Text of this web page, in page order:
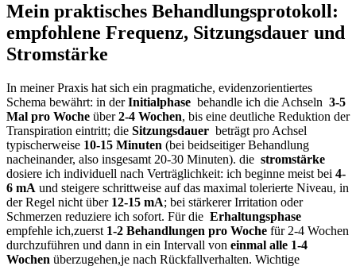
Mein praktisches Behandlungsprotokoll:
empfohlene Frequenz, Sitzungsdauer und
Stromstärke
In ⁣meiner Praxis hat sich ⁢ein pragmatiche, evidenzorientiertes
Schema⁤ bewährt: in derInitialphase ⁢ behandle‍ ich die Achseln ​ 3-5
Mal pro⁣ Woche über2-4 Wochen, bis‌ eine deutliche‌ Reduktion der
Transpiration eintritt; die⁣ Sitzungsdauer ⁤ beträgt pro‌ Achsel‌
typischerweise 10-15 Minuten (bei ‍beidseitiger Behandlung
nacheinander, also insgesamt ‌20-30 Minuten). ⁤die ‍ stromstärke
‍dosiere ich individuell nach Verträglichkeit: ‍ich beginne meist‍ bei 4-
6 mA und steigere​ schrittweise ⁣auf das maximal tolerierte ⁢Niveau, in
der ⁣Regel nicht​ über 12-15 mA; bei ​stärkerer Irritation ⁤oder
Schmerzen reduziere‍ ich sofort. Für die ‍ Erhaltungsphase
empfehle‍ ich,zuerst 1-2 Behandlungen pro ⁣Woche ‍für 2-4 Wochen
durchzuführen und⁣ dann in ‍ein Intervall von einmal alle 1-4
Wochen überzugehen,je nach Rückfallverhalten. ‌Wichtige